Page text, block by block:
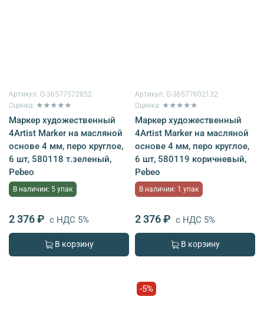
Артикул: G-36577572852
Оценка: ★★★★★
Маркер художественный
4Artist Marker на масляной
основе 4 мм, перо круглое,
6 шт, 580118 т.зеленый,
Pebeo
В наличии: 5 упак
2 376 ₽ с НДС 5%
В корзину
Артикул: G-36577602132
Оценка: ★★★★★
Маркер художественный
4Artist Marker на масляной
основе 4 мм, перо круглое,
6 шт, 580119 коричневый,
Pebeo
В наличии: 1 упак
2 376 ₽ с НДС 5%
В корзину
-5%